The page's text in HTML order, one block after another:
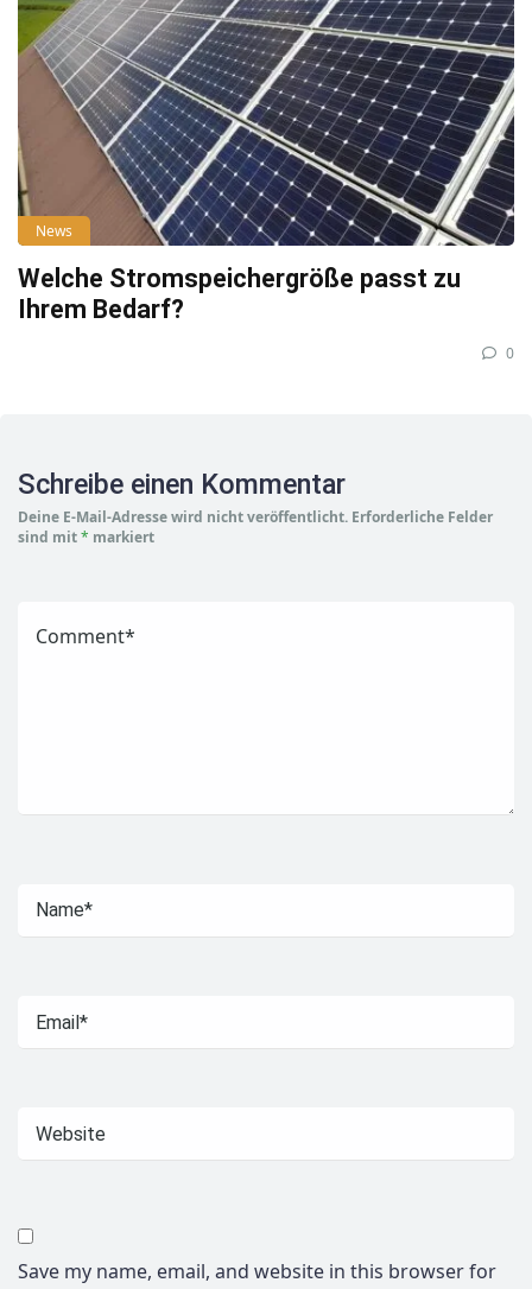
News
Welche Stromspeichergröße passt zu
Ihrem Bedarf?
0
Schreibe einen Kommentar
Deine E-Mail-Adresse wird nicht veröffentlicht. Erforderliche Felder
sind mit* markiert
Save my name, email, and website in this browser for